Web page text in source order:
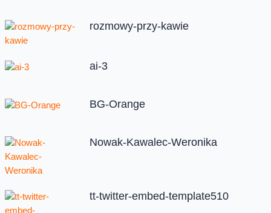
rozmowy-przy-kawie
ai-3
BG-Orange
Nowak-Kawalec-Weronika
tt-twitter-embed-template510